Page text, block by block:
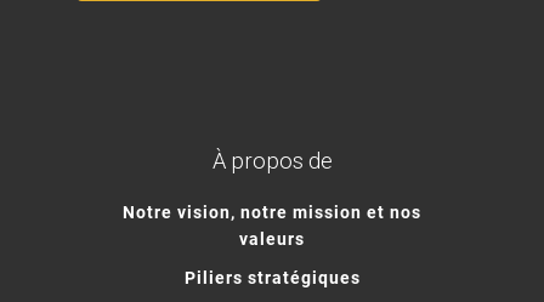
À propos de
Notre vision, notre mission et nos
valeurs
Piliers stratégiques